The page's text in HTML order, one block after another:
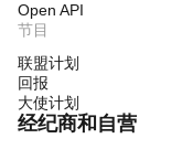
Open API
节目
联盟计划
回报
大使计划
经纪商和自营